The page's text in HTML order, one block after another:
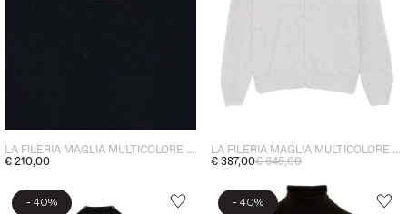
LA FILERIA MAGLIA MULTICOLORE UOMO
€ 210,00
LA FILERIA MAGLIA MULTICOLORE UOMO
€ 387,00€ 645,00
- 40% - 40%